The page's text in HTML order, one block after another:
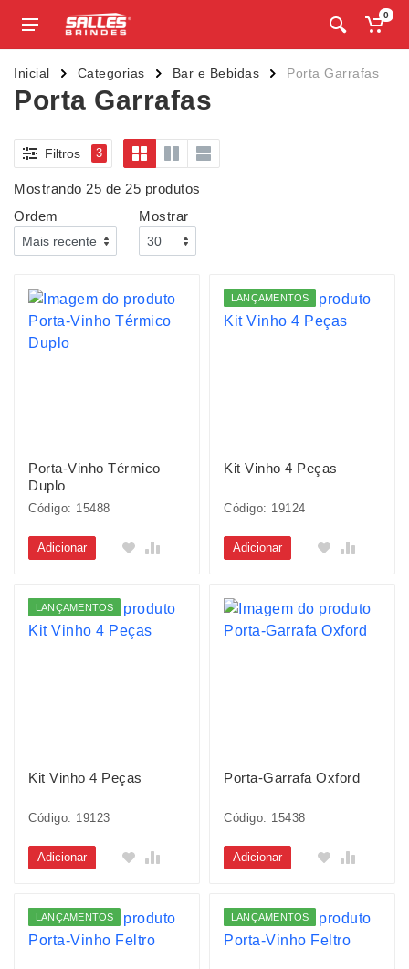
0
Inicial Categorias Bar e Bebidas Porta Garrafas
Porta Garrafas
Filtros 3
Mostrando 25 de 25 produtos
Ordem
Mostrar
Porta-Vinho Térmico
Duplo
Código: 15488
Adicionar
LANÇAMENTOS
Kit Vinho 4 Peças
Código: 19124
Adicionar
LANÇAMENTOS
Kit Vinho 4 Peças
Código: 19123
Adicionar
Porta-Garrafa Oxford
Código: 15438
Adicionar
LANÇAMENTOS LANÇAMENTOS